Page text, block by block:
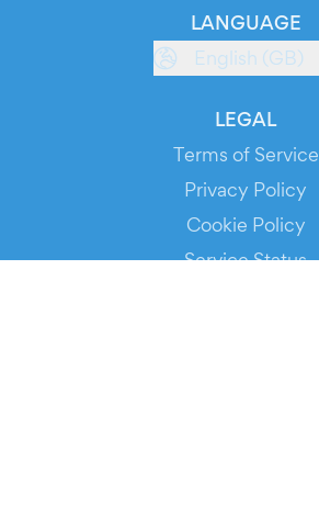
LANGUAGE
English (GB)
LEGAL
Terms of Service
Privacy Policy
Cookie Policy
Service Status